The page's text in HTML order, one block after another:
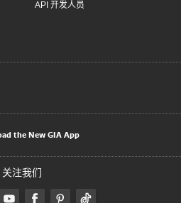
API 开发人员
the New GIA App
关注我们